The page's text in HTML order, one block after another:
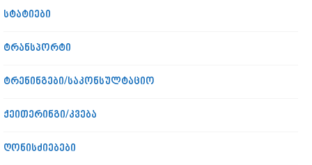
სტატიები
ტრანსპორტი
ტრენინგები/საკონსულტაციო
ქეითერინგი/კვება
ღონისძიებები